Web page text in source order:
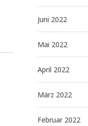
Juni 2022
Mai 2022
April 2022
März 2022
Februar 2022